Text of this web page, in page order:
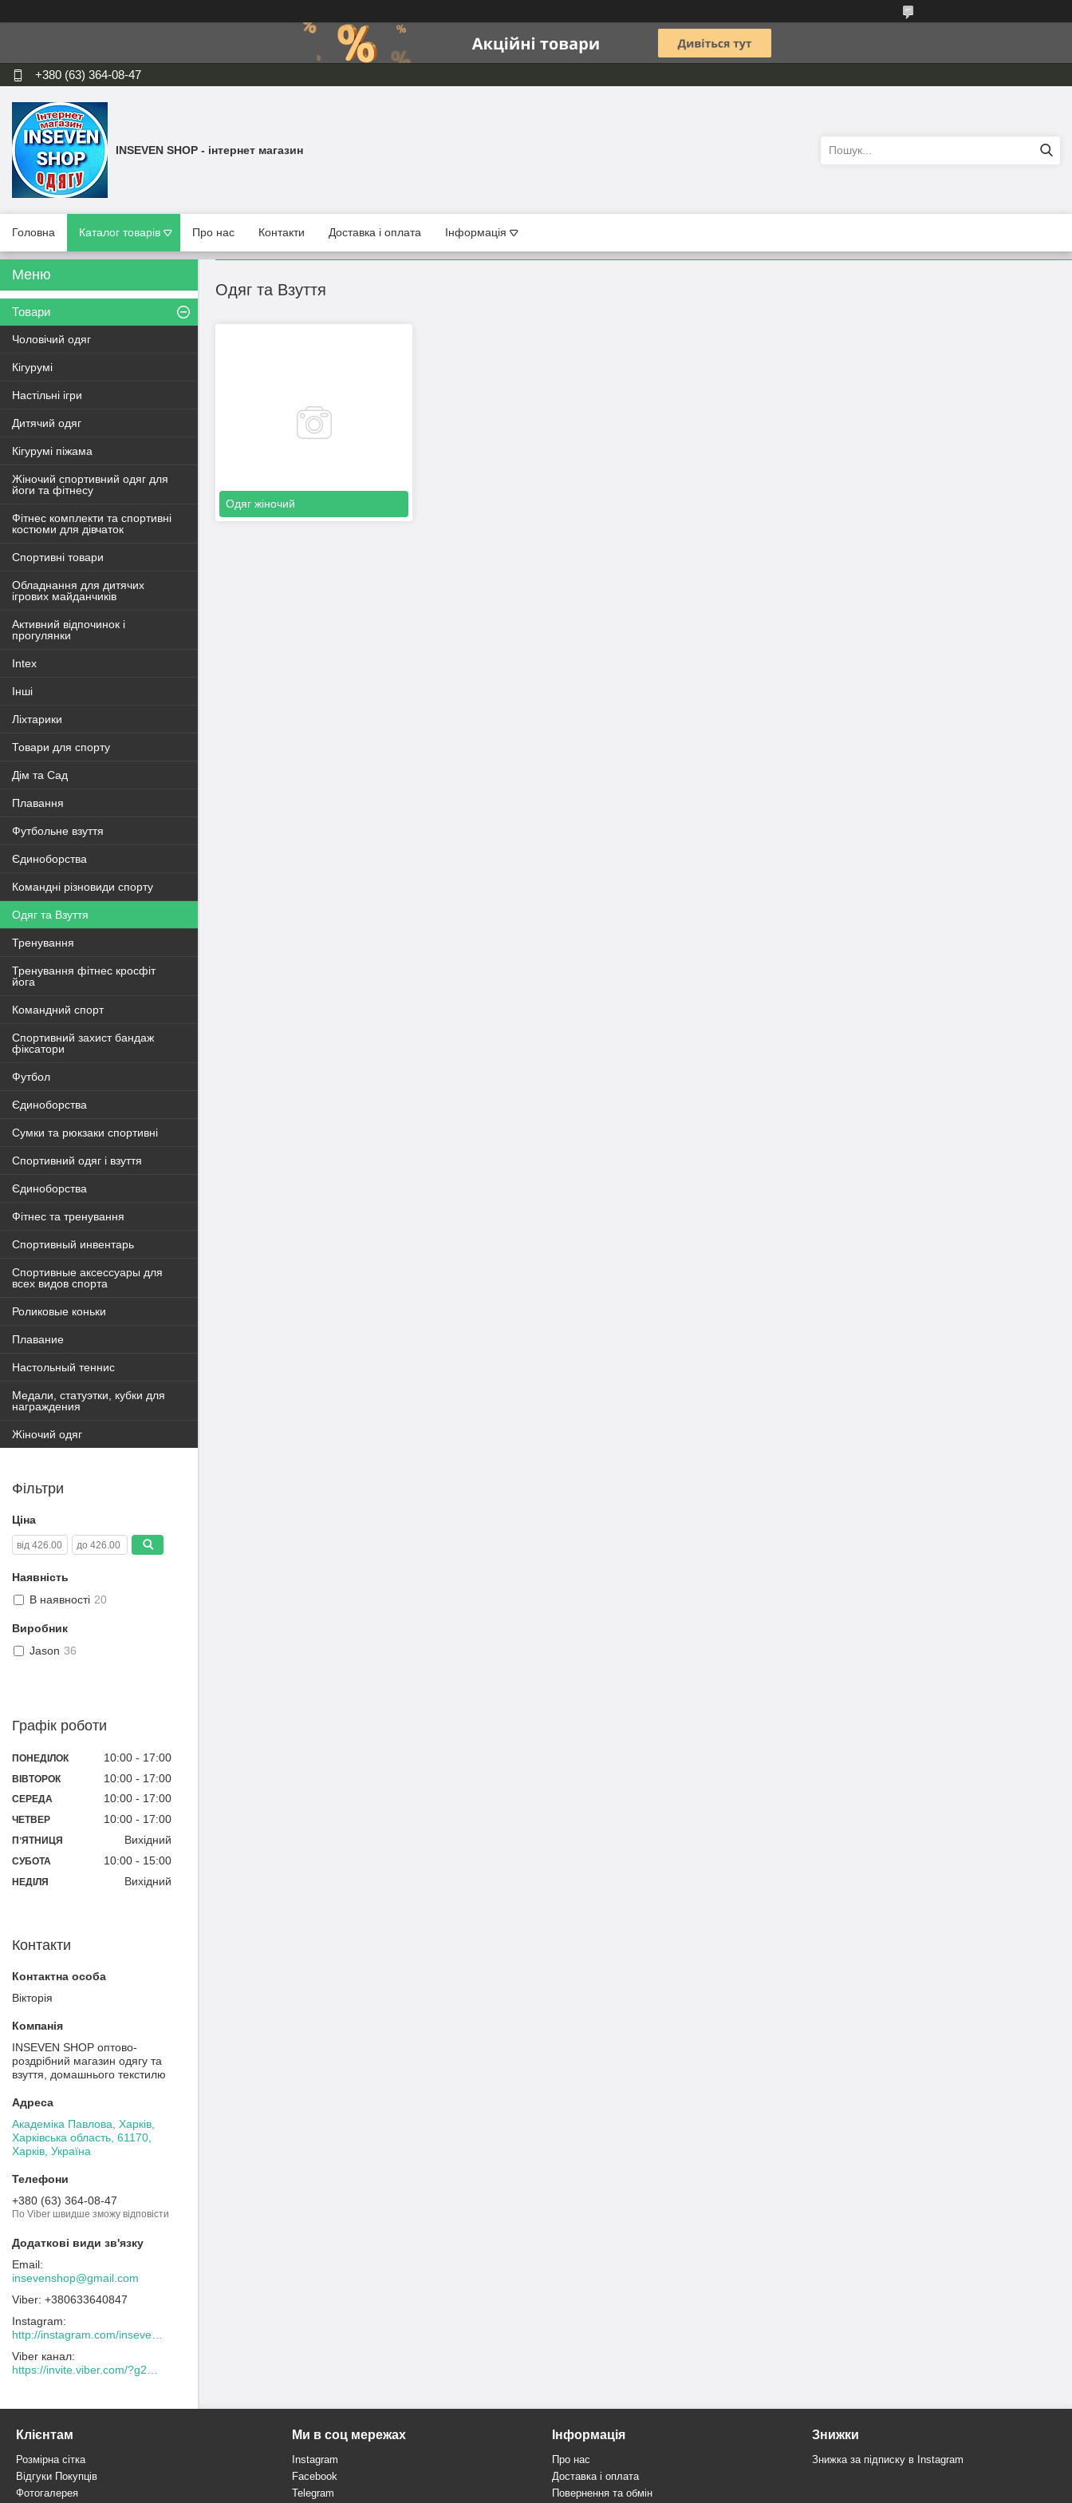
+380 (63) 364-08-47
INSEVEN SHOP - інтернет магазин
Головна Каталог товарів Про нас Контакти Доставка і оплата Інформація
Одяг та Взуття
Одяг жіночий
Товари
Чоловічий одяг
Кігурумі
Настільні ігри
Дитячий одяг
Кігурумі піжама
Жіночий спортивний одяг для
йоги та фітнесу
Фітнес комплекти та спортивні
костюми для дівчаток
Спортивні товари
Обладнання для дитячих
ігрових майданчиків
Активний відпочинок і
прогулянки
Intex
Інші
Ліхтарики
Товари для спорту
Дім та Сад
Плавання
Футбольне взуття
Єдиноборства
Командні різновиди спорту
Одяг та Взуття
Тренування
Тренування фітнес кросфіт
йога
Командний спорт
Спортивний захист бандаж
фіксатори
Футбол
Єдиноборства
Сумки та рюкзаки спортивні
Спортивний одяг і взуття
Єдиноборства
Фітнес та тренування
Спортивный инвентарь
Спортивные аксессуары для
всех видов спорта
Роликовые коньки
Плавание
Настольный теннис
Медали, статуэтки, кубки для
награждения
Жіночий одяг
Фільтри
Ціна
Наявність
В наявності 20
Виробник
Jason 36
Графік роботи
ПОНЕДІЛОК 10:00 17:00
ВІВТОРОК 10:00 17:00
СЕРЕДА 10:00 17:00
ЧЕТВЕР 10:00 17:00
ПʼЯТНИЦЯ Вихідний
СУБОТА 10:00 15:00
НЕДІЛЯ Вихідний
Контакти
Вікторія
INSEVEN SHOP оптово-
роздрібний магазин одягу та
взуття, домашнього текстилю
Академіка Павлова, Харків,
Харківська область, 61170,
Харків, Україна
+380 (63) 364-08-47
По Viber швидше зможу відповісти
insevenshop@gmail.com
+380633640847
Instagram
Viber канал
Клієнтам
Розмірна сітка
Відгуки Покупців
Фотогалерея
Ми в соц мережах
Instagram
Facebook
Telegram
Інформація
Про нас
Доставка і оплата
Повернення та обмін
Знижки
Знижка за підписку в Instagram